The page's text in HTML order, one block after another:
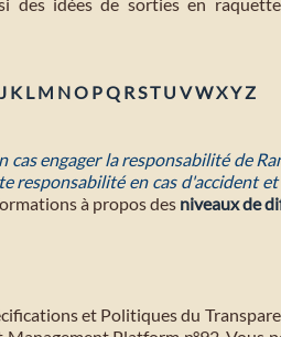
J K L M NO PQ RST U VWXYZ
engager la responsabilité de
responsabilité en cas d'accident
à propos des niveaux de
et Politiques du